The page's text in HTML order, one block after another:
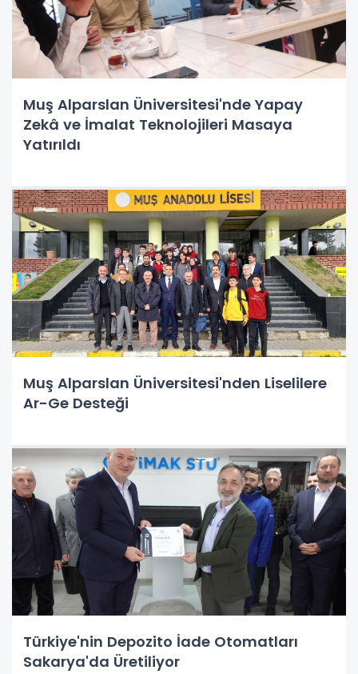
Muş Alparslan Üniversitesi'nde Yapay
Zekâ ve İmalat Teknolojileri Masaya
Yatırıldı
Muş Alparslan Üniversitesi'nden Liselilere
Ar-Ge Desteği
Türkiye'nin Depozito İade Otomatları
Sakarya'da Üretiliyor